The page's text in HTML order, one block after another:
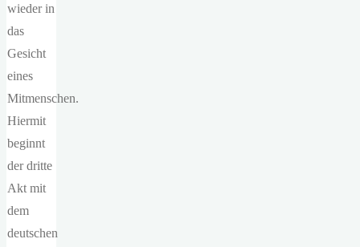
wieder in
das
Gesicht
eines
Mitmenschen.
Hiermit
beginnt
der dritte
Akt mit
dem
deutschen